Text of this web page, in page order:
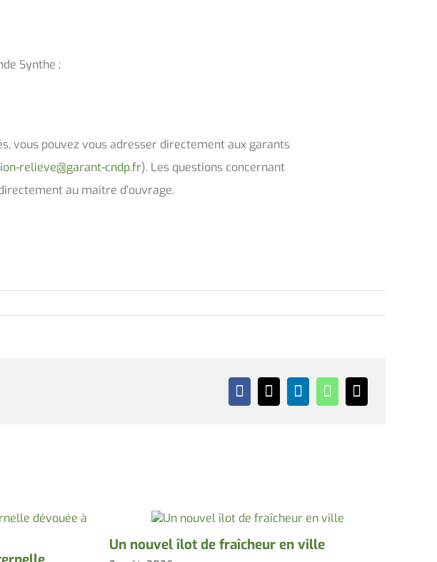
Synthe ;
vous pouvez vous adresser directement aux garants
relieve@garant-cndp.fr). Les questions concernant
au maître d’ouvrage.
Un nouvel îlot de fraîcheur en ville